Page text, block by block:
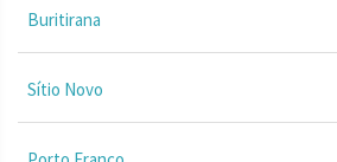
Buritirana
Sítio Novo